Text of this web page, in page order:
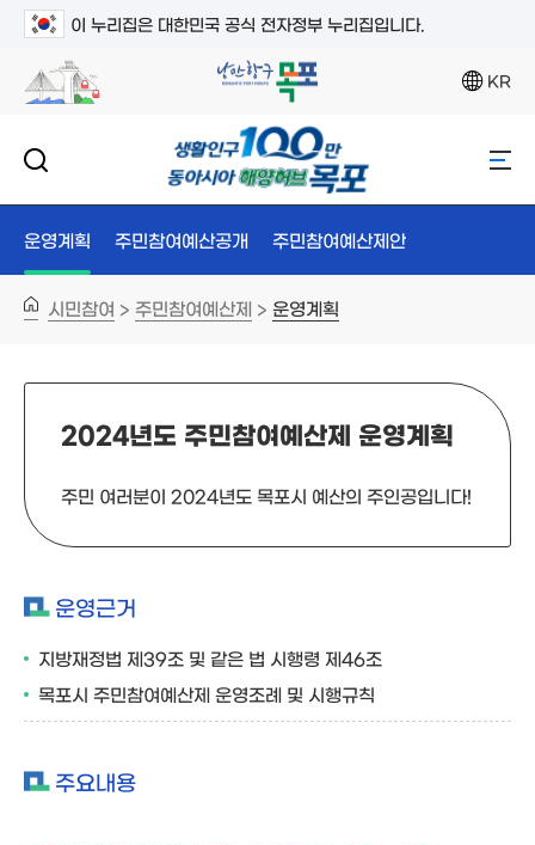
이 누리집은 대한민국 공식 전자정부 누리집입니다.
KR
운영계획 주민참여예산공개 주민참여예산제안
시민참여 > 주민참여예산제 > 운영계획
2024년도 주민참여예산제 운영계획
주민 여러분이 2024년도 목포시 예산의 주인공입니다!
운영근거
지방재정법 제39조 및 같은 법 시행령 제46조
목포시 주민참여예산제 운영조례 및 시행규칙
주요내용